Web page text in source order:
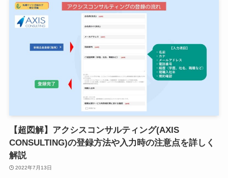
【超図解】アクシスコンサルティング(AXIS
CONSULTING)の登録方法や入力時の注意点を詳しく
解説
2022年7月13日